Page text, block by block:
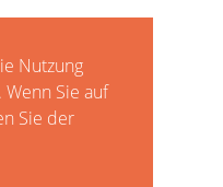
Nutzung
Sie auf
Sie der